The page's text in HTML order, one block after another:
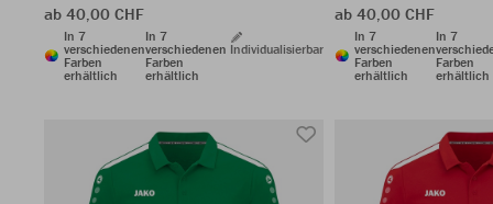
ab 40,00 CHF
In 7
verschiedenen
Farben
erhältlich
In 7
verschiedenen
Farben
erhältlich
Individualisierbar
ab 40,00 CHF
In 7
verschiedenen
Farben
erhältlich
In 7
Farben
erhältlich